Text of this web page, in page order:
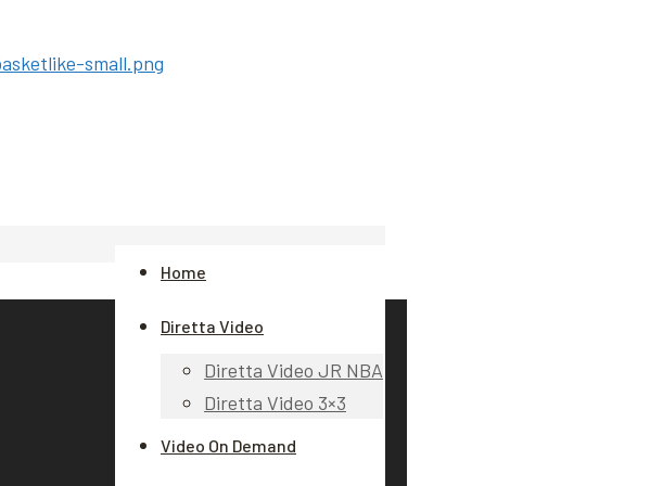
Home
Diretta Video
Diretta Video JR NBA
Diretta Video 3×3
Video On Demand